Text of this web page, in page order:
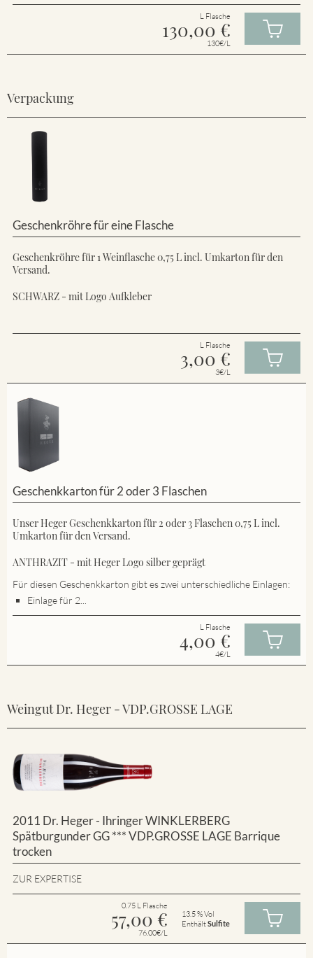
L Flasche
130,00 €
130€/L
Verpackung
Geschenkröhre für eine Flasche
Geschenkröhre für 1 Weinflasche 0,75 L incl. Umkarton für den
Versand.
SCHWARZ - mit Logo Aufkleber
L Flasche
3,00 €
3€/L
Geschenkkarton für 2 oder 3 Flaschen
Unser Heger Geschenkkarton für 2 oder 3 Flaschen 0,75 L incl.
Umkarton für den Versand.
ANTHRAZIT - mit Heger Logo silber geprägt
Für diesen Geschenkkarton gibt es zwei unterschiedliche Einlagen:
Einlage für 2...
L Flasche
4,00 €
4€/L
Weingut Dr. Heger - VDP.GROSSE LAGE
2011 Dr. Heger - Ihringer WINKLERBERG
Spätburgunder GG *** VDP.GROSSE LAGE Barrique
trocken
ZUR EXPERTISE
0.75 L Flasche
57,00 €
76.00€/L
13.5 % Vol
EnthältSulfite